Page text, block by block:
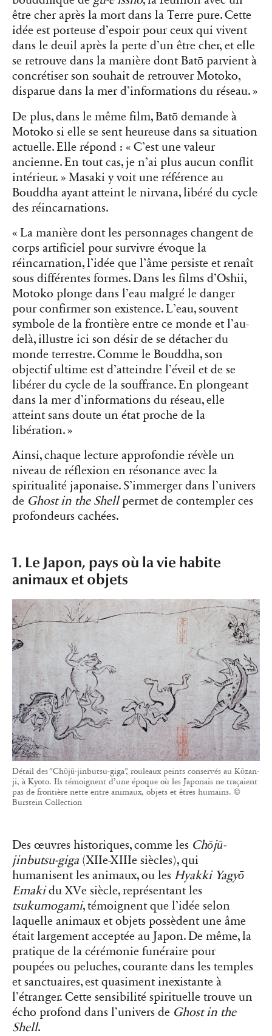
être cher après la mort dans la Terre pure. Cette
idée est porteuse d’espoir pour ceux qui vivent
dans le deuil après la perte d’un être cher, et elle
se retrouve dans la manière dont Batō parvient à
concrétiser son souhait de retrouver Motoko,
disparue dans la mer d’informations du réseau. »
De plus, dans le même film, Batō demande à
Motoko si elle se sent heureuse dans sa situation
actuelle. Elle répond : « C’est une valeur
ancienne. En tout cas, je n’ai plus aucun conflit
intérieur. » Masaki y voit une référence au
Bouddha ayant atteint le nirvana, libéré du cycle
des réincarnations.
« La manière dont les personnages changent de
corps artificiel pour survivre évoque la
réincarnation, l’idée que l’âme persiste et renaît
sous différentes formes. Dans les films d’Oshii,
Motoko plonge dans l’eau malgré le danger
pour confirmer son existence. L’eau, souvent
symbole de la frontière entre ce monde et l’au-
delà, illustre ici son désir de se détacher du
monde terrestre. Comme le Bouddha, son
objectif ultime est d’atteindre l’éveil et de se
libérer du cycle de la souffrance. En plongeant
dans la mer d’informations du réseau, elle
atteint sans doute un état proche de la
libération. »
Ainsi, chaque lecture approfondie révèle un
niveau de réflexion en résonance avec la
spiritualité japonaise. S’immerger dans l’univers
de Ghost in the Shellpermet de contempler ces
profondeurs cachées.
1. Le Japon, pays où la vie habite
animaux et objets
Détail des “Chōjū-jinbutsu-giga”, rouleaux peints conservés au Kōzan-
ji, à Kyoto. Ils témoignent d’une époque où les Japonais ne traçaient
pas de frontière nette entre animaux, objets et êtres humains. ©
Burstein Collection
Des œuvres historiques, comme les Chōjū-
jinbutsu-giga (XIIe-XIIIe siècles), qui
humanisent les animaux, ou les Hyakki Yagyō
Emakidu XVe siècle, représentant les
tsukumogami, témoignent que l’idée selon
laquelle animaux et objets possèdent une âme
était largement acceptée au Japon. De même, la
pratique de la cérémonie funéraire pour
poupées ou peluches, courante dans les temples
et sanctuaires, est quasiment inexistante à
l’étranger. Cette sensibilité spirituelle trouve un
écho profond dans l’univers de Ghost in the
Shell.